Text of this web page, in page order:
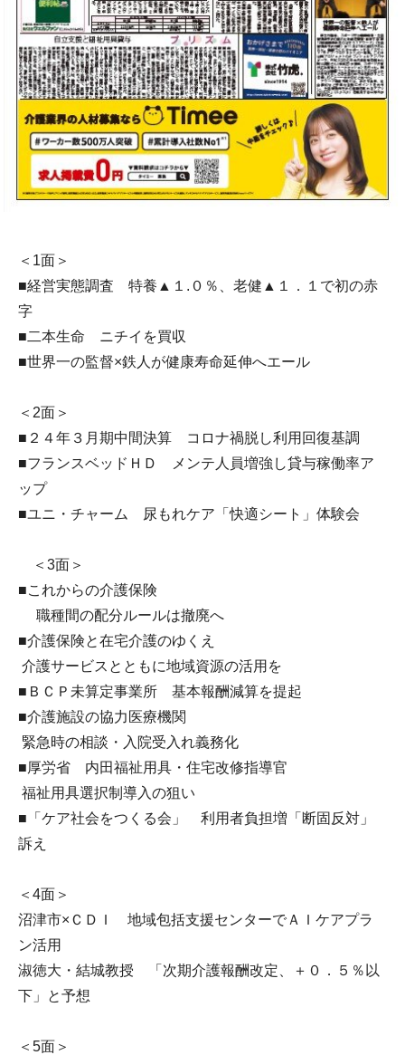
＜1面＞
■経営実態調査 特養▲１.０％、老健▲１．１で初の赤
字
■二本生命 ニチイを買収
■世界一の監督×鉄人が健康寿命延伸へエール
＜2面＞
■２４年３月期中間決算 コロナ禍脱し利用回復基調
■フランスベッドＨＤ メンテ人員増強し貸与稼働率ア
ップ
■ユニ・チャーム 尿もれケア「快適シート」体験会
＜3面＞
■これからの介護保険
職種間の配分ルールは撤廃へ
■介護保険と在宅介護のゆくえ
介護サービスとともに地域資源の活用を
■ＢＣＰ未算定事業所 基本報酬減算を提起
■介護施設の協力医療機関
緊急時の相談・入院受入れ義務化
■厚労省 内田福祉用具・住宅改修指導官
福祉用具選択制導入の狙い
■「ケア社会をつくる会」 利用者負担増「断固反対」
訴え
＜4面＞
沼津市×ＣＤＩ 地域包括支援センターでＡＩケアプラ
ン活用
淑徳大・結城教授 「次期介護報酬改定、＋０．５％以
下」と予想
＜5面＞